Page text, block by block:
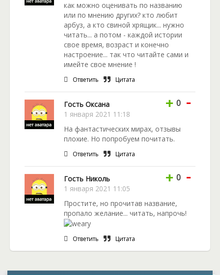
как можно оценивать по названию
или по мнению других? кто любит
арбуз, а кто свиной хрящик... нужно
читать... а потом - каждой истории
свое время, возраст и конечно
настроение... так что читайте сами и
имейте свое мнение !
Ответить Цитата
Гость Оксана
1 января 2021 11:18
+ 0 -
На фантастических мирах, отзывы
плохие. Но попробуем почитать.
Ответить Цитата
Гость Николь
1 января 2021 11:05
+ 0 -
Простите, но прочитав название,
пропало желание... читать, напрочь!
Ответить Цитата